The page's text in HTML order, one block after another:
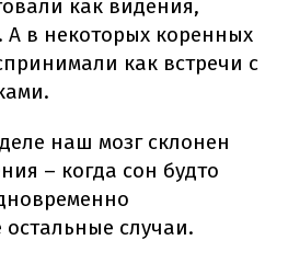
как видения,
А в некоторых коренных
как встречи с
наш мозг склонен
– когда сон будто
остальные случаи.